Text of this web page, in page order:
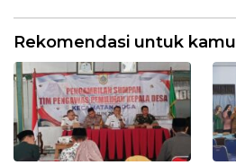
Rekomendasi untuk kamu